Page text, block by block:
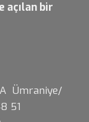
açılan bir
Ümraniye/
51